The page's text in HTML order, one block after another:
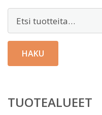
HAKU
TUOTEALUEET